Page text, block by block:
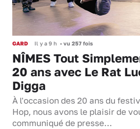
GARD Il y a 9 h • vu 257 fois
NÎMES Tout
20 ans avec Le Rat
Digga
À l'occasion des 20 ans du
Hop, nous avons le plaisir de
communiqué de presse…